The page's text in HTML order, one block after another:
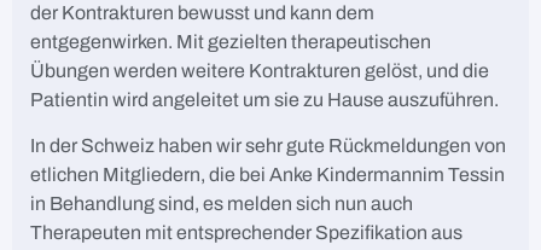
der Kontrakturen bewusst und kann dem
entgegenwirken. Mit gezielten therapeutischen
Übungen werden weitere Kontrakturen gelöst, und die
Patientin wird angeleitet um sie zu Hause auszuführen.
In der Schweiz haben wir sehr gute Rückmeldungen von
etlichen Mitgliedern, die bei Anke Kindermannim Tessin
in Behandlung sind, es melden sich nun auch
Therapeuten mit entsprechender Spezifikation aus